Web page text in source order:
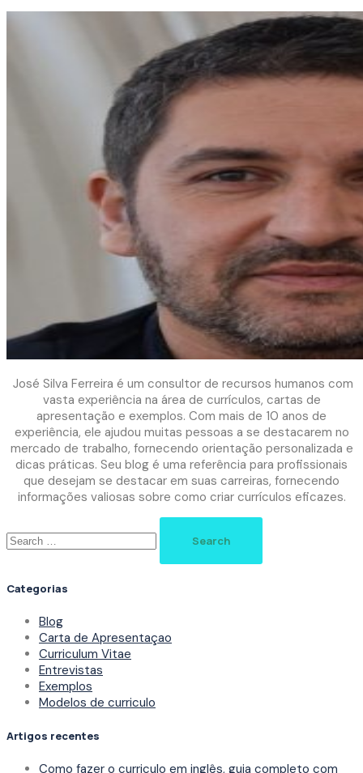
José Silva Ferreira é um consultor de recursos humanos com
vasta experiência na área de currículos, cartas de
apresentação e exemplos. Com mais de 10 anos de
experiência, ele ajudou muitas pessoas a se destacarem no
mercado de trabalho, fornecendo orientação personalizada e
dicas práticas. Seu blog é uma referência para profissionais
que desejam se destacar em suas carreiras, fornecendo
informações valiosas sobre como criar currículos eficazes.
for:
Categorias
Blog
Carta de Apresentaçao
Curriculum Vitae
Entrevistas
Exemplos
Modelos de curriculo
Artigos recentes
Como fazer o curriculo em inglês, guia completo com